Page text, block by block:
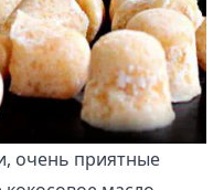
очень приятные